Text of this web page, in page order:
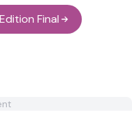
Final